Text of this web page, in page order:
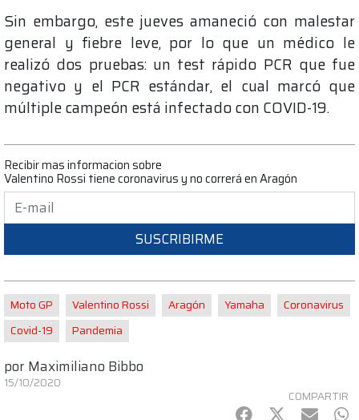
Sin embargo, este jueves amaneció con malestar
general y fiebre leve, por lo que un médico le
realizó dos pruebas: un test rápido PCR que fue
negativo y el PCR estándar, el cual marcó que
múltiple campeón está infectado con COVID-19.
Recibir mas informacion sobre
Valentino Rossi tiene coronavirus y no correrá en Aragón
SUSCRIBIRME
Moto GP Valentino Rossi Aragón Yamaha
Coronavirus
Covid-19
Pandemia
por Maximiliano Bibbo
15/10/2020
COMPARTIR
Facebook
Twitter
mail